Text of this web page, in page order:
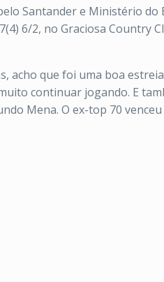
Santander e Ministério do
6/2, no Graciosa Country
acho que foi uma boa
continuar jogando. E
Mena. O ex-top 70